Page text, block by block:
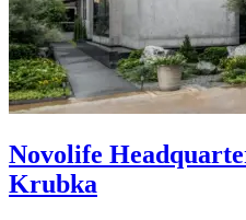
Novolife
Krubka